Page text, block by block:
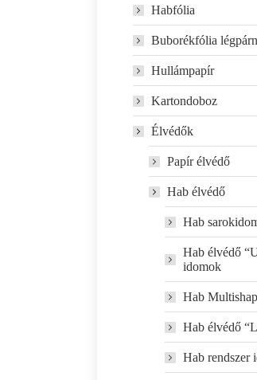
Habfólia
Buborékfólia
Hullámpapír
Kartondoboz
Élvédők
Papír élvédő
Hab élvédő
Hab
Hab élvédő
idomok
Hab
Hab élvédő
Hab rendszer